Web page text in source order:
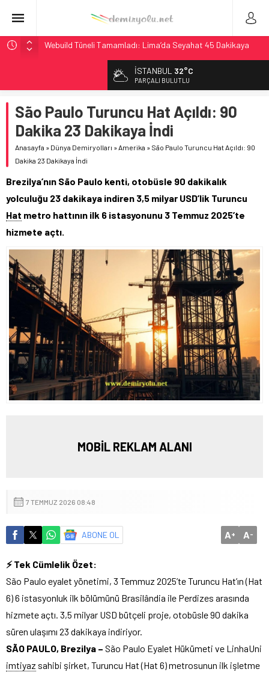
Webuild Tüneli Tamamladı: Lima’da Seyahat 45 Dakikaya
Alstom ve Siemens’ten São Paulo’da Çifte Sinyal Hamlesi
Siemens ve Stadler’dan Berlin S-Bahn’a 350 Trenlik Dev
Sözleşme
Japonya Maglev Onayı: Bütçe 11 Trilyon Yen, Hedef 2036
İtalya’dan Yeni Otomotiv Demiryolu: 4.800 Ton CO2
Tasarrufu
İSTANBUL 32°C
PARÇALI BULUTLU
São Paulo Turuncu Hat Açıldı: 90
Dakika 23 Dakikaya İndi
Anasayfa » Dünya Demiryolları »Amerika » São Paulo Turuncu Hat Açıldı: 90
Dakika 23 Dakikaya İndi
Brezilya’nın São Paulo kenti, otobüsle 90 dakikalık
yolculuğu 23 dakikaya indiren 3,5 milyar USD’lik Turuncu
Hat metro hattının ilk 6 istasyonunu 3 Temmuz 2025’te
hizmete açtı.
MOBİL REKLAM ALANI
7 TEMMUZ 2026 08:48
ABONE OL A+ A-
⚡ Tek Cümlelik Özet:
São Paulo eyalet yönetimi, 3 Temmuz 2025’te Turuncu Hat’ın (Hat
6) 6 istasyonluk ilk bölümünü Brasilândia ile Perdizes arasında
hizmete açtı. 3,5 milyar USD bütçeli proje, otobüsle 90 dakika
süren ulaşımı 23 dakikaya indiriyor.
SÃO PAULO, Brezilya – São Paulo Eyalet Hükümeti ve LinhaUni
imtiyaz sahibi şirket, Turuncu Hat (Hat 6) metrosunun ilk işletme